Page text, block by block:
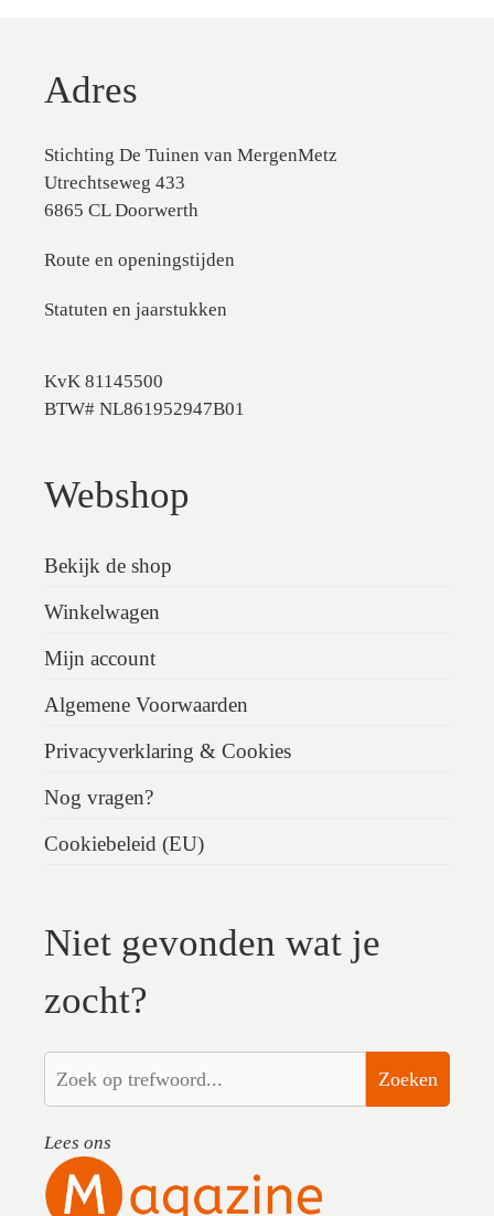
Adres
Stichting De Tuinen van MergenMetz
Utrechtseweg 433
6865 CL Doorwerth
Route en openingstijden
Statuten en jaarstukken
KvK 81145500
BTW# NL861952947B01
Webshop
Bekijk de shop
Winkelwagen
Mijn account
Algemene Voorwaarden
Privacyverklaring & Cookies
Nog vragen?
Cookiebeleid (EU)
Niet gevonden wat je
zocht?
Zoeken
Lees ons